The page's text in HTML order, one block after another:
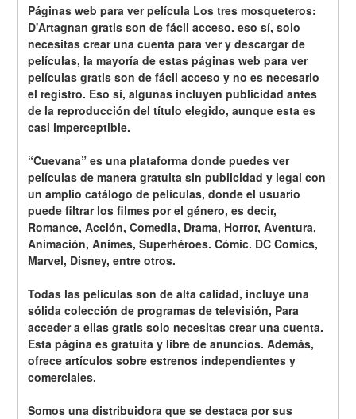
Páginas web para ver película Los tres mosqueteros:
D'Artagnan gratis son de fácil acceso. eso sí, solo
necesitas crear una cuenta para ver y descargar de
películas, la mayoría de estas páginas web para ver
películas gratis son de fácil acceso y no es necesario
el registro. Eso sí, algunas incluyen publicidad antes
de la reproducción del título elegido, aunque esta es
casi imperceptible.
“Cuevana” es una plataforma donde puedes ver
películas de manera gratuita sin publicidad y legal con
un amplio catálogo de películas, donde el usuario
puede filtrar los filmes por el género, es decir,
Romance, Acción, Comedia, Drama, Horror, Aventura,
Animación, Animes, Superhéroes. Cómic. DC Comics,
Marvel, Disney, entre otros.
Todas las películas son de alta calidad, incluye una
sólida colección de programas de televisión, Para
acceder a ellas gratis solo necesitas crear una cuenta.
Esta página es gratuita y libre de anuncios. Además,
ofrece artículos sobre estrenos independientes y
comerciales.
Somos una distribuidora que se destaca por sus